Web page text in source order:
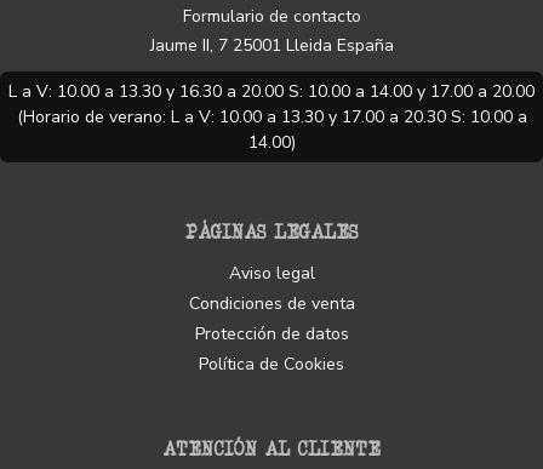
Formulario de contacto
Jaume II, 7 25001 Lleida España
L a V: 10.00 a 13.30 y 16.30 a 20.00 S: 10.00 a 14.00 y 17.00 a 20.00
(Horario de verano: L a V: 10.00 a 13.30 y 17.00 a 20.30 S: 10.00 a
14.00)
PÁGINAS LEGALES
Aviso legal
Condiciones de venta
Protección de datos
Política de Cookies
ATENCIÓN AL CLIENTE